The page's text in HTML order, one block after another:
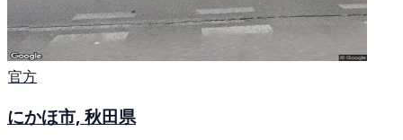
官方
にかほ市, 秋田県